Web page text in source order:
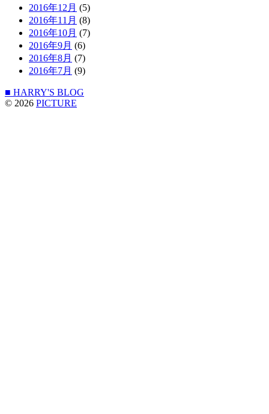
2016年12月 (5)
2016年11月 (8)
2016年10月 (7)
2016年9月 (6)
2016年8月 (7)
2016年7月 (9)
■ HARRY'S BLOG
© 2026 PICTURE